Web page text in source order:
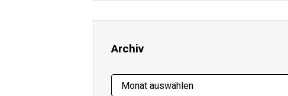
ein ...
Archiv
Archiv